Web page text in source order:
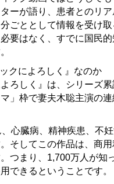
ーが語り、患者とのリ
ごととして情報を受け
要はなく、すでに国民
クによろしく』なのか
よろしく』は、シリーズ
」枠で妻夫木聡主演の
心臓病、精神疾患、不
そしてこの作品は、商
つまり、1,700万人が知
できるということです。